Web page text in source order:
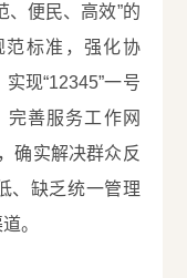
、便民、高效”的
范标准，强化协
现“12345”一号
完善服务工作网
确实解决群众反
、缺乏统一管理
。